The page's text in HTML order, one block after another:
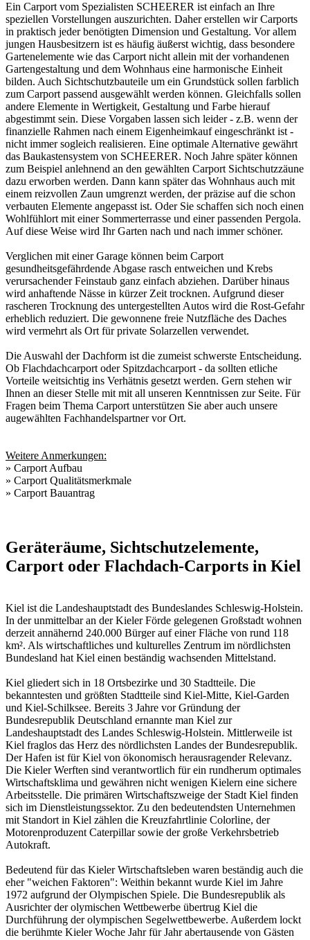
Ein Carport vom Spezialisten SCHEERER ist einfach an Ihre
speziellen Vorstellungen auszurichten. Daher erstellen wir Carports
in praktisch jeder benötigten Dimension und Gestaltung. Vor allem
jungen Hausbesitzern ist es häufig äußerst wichtig, dass besondere
Gartenelemente wie das Carport nicht allein mit der vorhandenen
Gartengestaltung und dem Wohnhaus eine harmonische Einheit
bilden. Auch Sichtschutzbauteile um ein Grundstück sollen farblich
zum Carport passend ausgewählt werden können. Gleichfalls sollen
andere Elemente in Wertigkeit, Gestaltung und Farbe hierauf
abgestimmt sein. Diese Vorgaben lassen sich leider - z.B. wenn der
finanzielle Rahmen nach einem Eigenheimkauf eingeschränkt ist -
nicht immer sogleich realisieren. Eine optimale Alternative gewährt
das Baukastensystem von SCHEERER. Noch Jahre später können
zum Beispiel anlehnend an den gewählten Carport Sichtschutzzäune
dazu erworben werden. Dann kann später das Wohnhaus auch mit
einem reizvollen Zaun umgrenzt werden, der präzise auf die schon
verbauten Elemente angepasst ist. Oder Sie schaffen sich noch einen
Wohlfühlort mit einer Sommerterrasse und einer passenden Pergola.
Auf diese Weise wird Ihr Garten nach und nach immer schöner.
Verglichen mit einer Garage können beim Carport
gesundheitsgefährdende Abgase rasch entweichen und Krebs
verursachender Feinstaub ganz einfach abziehen. Darüber hinaus
wird anhaftende Nässe in kürzer Zeit trocknen. Aufgrund dieser
rascheren Trocknung des untergestellten Autos wird die Rost-Gefahr
erheblich reduziert. Die gewonnene freie Nutzfläche des Daches
wird vermehrt als Ort für private Solarzellen verwendet.
Die Auswahl der Dachform ist die zumeist schwerste Entscheidung.
Ob Flachdachcarport oder Spitzdachcarport - da sollten etliche
Vorteile weitsichtig ins Verhätnis gesetzt werden. Gern stehen wir
Ihnen an dieser Stelle mit mit all unseren Kenntnissen zur Seite. Für
Fragen beim Thema Carport unterstützen Sie aber auch unsere
augewählten Fachhandelspartner vor Ort.
Weitere Anmerkungen:
» Carport Aufbau
» Carport Qualitätsmerkmale
» Carport Bauantrag
Geräteräume, Sichtschutzelemente,
Carport oder Flachdach-Carports in Kiel
Kiel ist die Landeshauptstadt des Bundeslandes Schleswig-Holstein.
In der unmittelbar an der Kieler Förde gelegenen Großstadt wohnen
derzeit annähernd 240.000 Bürger auf einer Fläche von rund 118
km². Als wirtschaftliches und kulturelles Zentrum im nördlichsten
Bundesland hat Kiel einen beständig wachsenden Mittelstand.
Kiel gliedert sich in 18 Ortsbezirke und 30 Stadtteile. Die
bekanntesten und größten Stadtteile sind Kiel-Mitte, Kiel-Garden
und Kiel-Schilksee. Bereits 3 Jahre vor Gründung der
Bundesrepublik Deutschland ernannte man Kiel zur
Landeshauptstadt des Landes Schleswig-Holstein. Mittlerweile ist
Kiel fraglos das Herz des nördlichsten Landes der Bundesrepublik.
Der Hafen ist für Kiel von ökonomisch herausragender Relevanz.
Die Kieler Werften sind verantwortlich für ein rundherum optimales
Wirtschaftsklima und gewähren nicht wenigen Kielern eine sichere
Arbeitsstelle. Die primären Wirtschaftszweige der Stadt Kiel finden
sich im Dienstleistungssektor. Zu den bedeutendsten Unternehmen
mit Standort in Kiel zählen die Kreuzfahrtlinie Colorline, der
Motorenproduzent Caterpillar sowie der große Verkehrsbetrieb
Autokraft.
Bedeutend für das Kieler Wirtschaftsleben waren beständig auch die
eher "weichen Faktoren": Weithin bekannt wurde Kiel im Jahre
1972 aufgrund der Olympischen Spiele. Die Bundesrepublik als
Ausrichter der olymischen Wettbewerbe übertrug Kiel die
Durchführung der olympischen Segelwettbewerbe. Außerdem lockt
die berühmte Kieler Woche Jahr für Jahr abertausende von Gästen